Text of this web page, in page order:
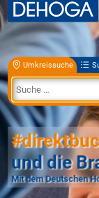
Umkreissuche
und die
Mit dem Deutschen